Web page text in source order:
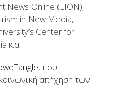
News Online (LION),
in New Media,
Center for
κ.α.
, που
απήχηση των